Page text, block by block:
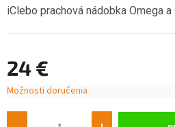
24 €
Jednotková
Možnosti doručenia
iClebo prachová nádobka Omega